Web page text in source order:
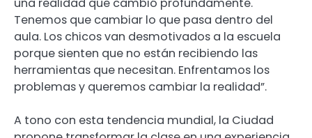
Tenemos que cambiar lo que pasa dentro del
aula. Los chicos van desmotivados a la escuela
porque sienten que no están recibiendo las
herramientas que necesitan. Enfrentamos los
problemas y queremos cambiar la realidad”.
A tono con esta tendencia mundial, la Ciudad